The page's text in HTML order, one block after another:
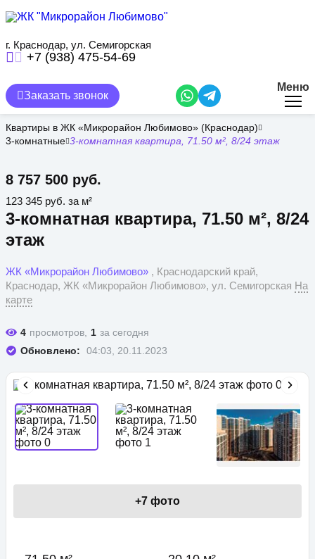
содержанию
г. Краснодар, ул. Семигорская
+7 (938) 475-54-69
Заказать звонок
Меню
Квартиры в ЖК «Микрорайон Любимово» (Краснодар)
3-комнатные 3-комнатная квартира, 71.50 м², 8/24 этаж
3-комнатная квартира, 71.50 м², 8/24
этаж
8 757 500 руб.
ЖК «Микрорайон Любимово» , Краснодарский край,
Краснодар, ЖК «Микрорайон Любимово», ул. Семигорская На
карте
123 345 руб. за м²
4 просмотров, 1 за сегодня
Обновлено:
04:03, 20.11.2023
+7 фото